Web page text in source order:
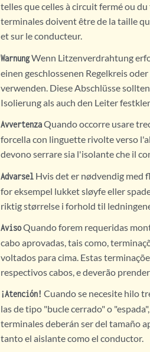
telles que celles à circuit fermé ou
terminales doivent être de la taille
et sur le conducteur.
WarnungWenn Litzenverdrahtung
einen geschlossenen Regelkreis
verwenden. Diese Abschlüsse
Isolierung als auch den Leiter
AvvertenzaQuando occorre usare
forcella con linguette rivolte verso
devono serrare sia l'isolante che il
Advarsel Hvis det er nødvendig med
for eksempel lukket sløyfe eller
riktig størrelse i forhold til
AvisoQuando forem requeridas
cabo aprovadas, tais como,
voltados para cima. Estas
respectivos cabos, e deverão
¡Atención! Cuando se necesite hilo
las de tipo "bucle cerrado" o
terminales deberán ser del tamaño
tanto el aislante como el conductor.